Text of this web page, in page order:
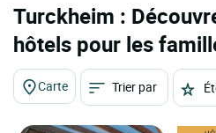
Turckheim :
hôtels pour les
Carte Trier par